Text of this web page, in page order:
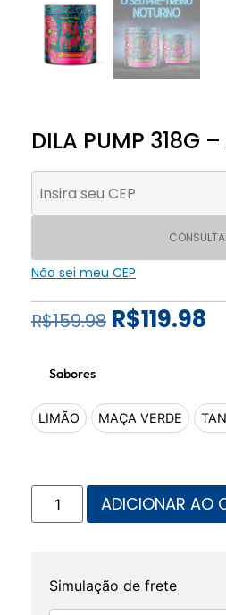
DILA PUMP 318G
Não sei meu CEP
R$159.98 R$119.98
Sabores
LIMÃO MAÇA VERDE
ADICIONAR AO
Simulação de frete